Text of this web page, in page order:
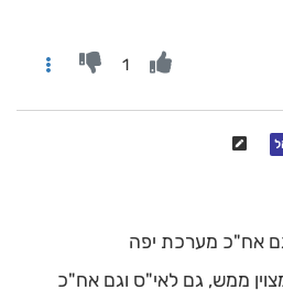
1
אח"כ מערכת יפה
ממש, גם לאי"ס וגם אח"כ